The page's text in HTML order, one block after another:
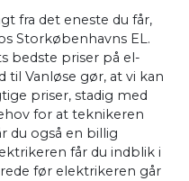
fra det eneste du får,
Storkøbenhavns EL.
bedste priser på el-
til Vanløse gør, at vi kan
priser, stadig med
for at teknikeren
du også en billig
får du indblik i
før elektrikeren går